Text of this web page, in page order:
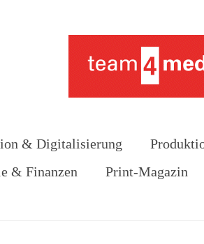
& Digitalisierung
& Finanzen
Print-Magazin